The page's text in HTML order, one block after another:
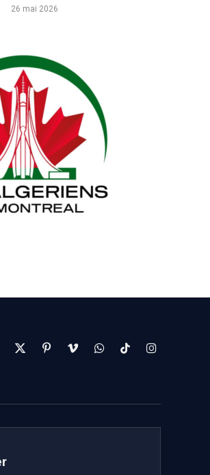
26 mai 2026
X
PinterestVimeoWhatsAppTikTokInstagram